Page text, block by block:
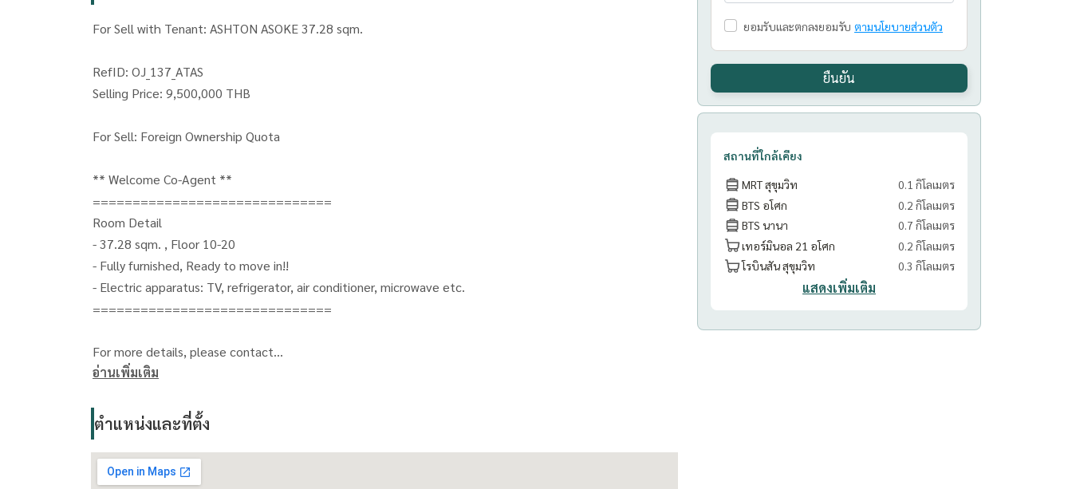
For Sell with Tenant: ASHTON ASOKE 37.28 sqm.
RefID: OJ_137_ATAS
Selling Price: 9,500,000 THB
For Sell: Foreign Ownership Quota
** Welcome Co-Agent **
==============================
Room Detail
- 37.28 sqm. , Floor 10-20
- Fully furnished, Ready to move in!!
- Electric apparatus: TV, refrigerator, air conditioner, microwave etc.
==============================
For more details, please contact
Oonjai Property - Khun Gib
LINE: oonjai-property
==============================
Facilities:
อ่านเพิ่มเติม
ตำแหน่งและที่ตั้ง
ยอมรับและตกลงยอมรับ ตามนโยบายส่วนตัว
ยืนยัน
สถานที่ใกล้เคียง
MRT สุขุมวิท
0.1 กิโลเมตร
BTS อโศก
0.2 กิโลเมตร
BTS นานา
0.7 กิโลเมตร
เทอร์มินอล 21 อโศก
0.2 กิโลเมตร
โรบินสัน สุขุมวิท
0.3 กิโลเมตร
แสดงเพิ่มเติม